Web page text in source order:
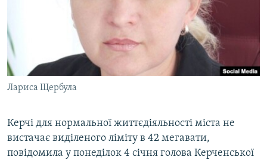
ВІДЕОУРОКИ «ELIFBE»
СВІДЧЕННЯ ОКУПАЦІЇ
УКРАЇНСЬКА ПРОБЛЕМА КРИМУ
ІНФОГРАФІКА
ЯК ОБІЙТИ БЛОКУВАННЯ
Русский
Qırımtatar
ДОЛУЧАЙСЯ!
Усі сайти RFE/RL
Лариса Щербула
Керчі для нормальної життєдіяльності міста не
вистачає виділеного ліміту в 42 мегавати,
повідомила у понеділок 4 січня голова Керченської